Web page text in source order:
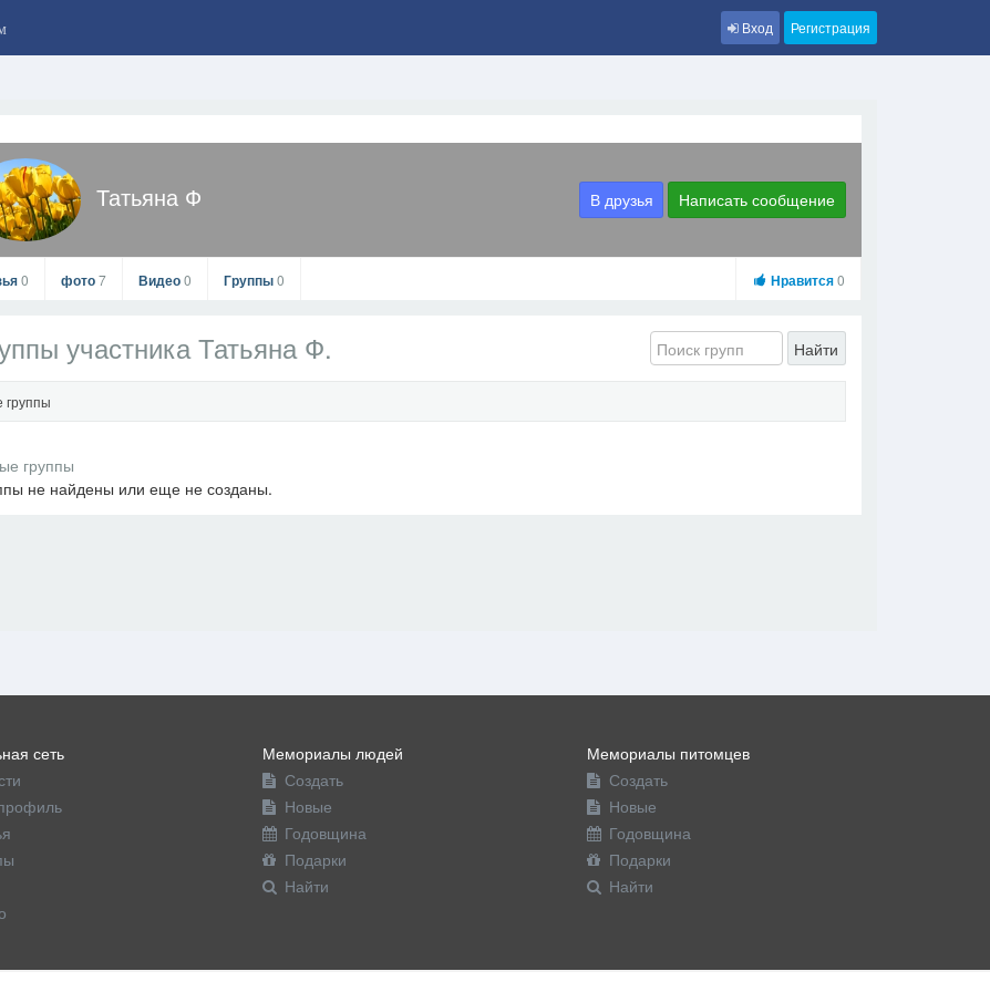
Вход Регистрация
Татьяна Ф В друзья Написать сообщение
Татьяна Ф
0 фото7 Видео0 Группы0 Нравится0
участника Татьяна Ф. Найти
группы
не найдены или еще не созданы.
сеть
Мемориалы людей
Создать
Новые
Годовщина
Подарки
Найти
Мемориалы питомцев
Создать
Новые
Годовщина
Подарки
Найти